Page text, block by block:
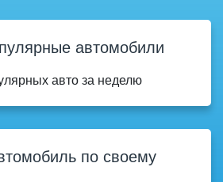
автомобили
авто за неделю
по своему